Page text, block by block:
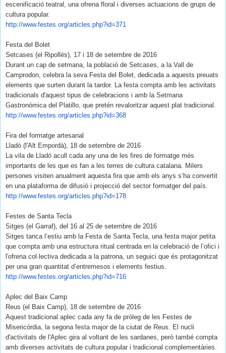
escenificació teatral, una ofrena floral i diverses actuacions de grups de
cultura popular.
http://www.festes.org/articles.php?id=371
Festa del Bolet
Setcases (el Ripollès), 17 i 18 de setembre de 2016
Durant un cap de setmana, la població de Setcases, a la Vall de
Camprodon, celebra la seva Festa del Bolet, dedicada a aquests preuats
elements que surten durant la tardor. La festa compta amb les activitats
tradicionals d'aquest tipus de celebracions i amb la Setmana
Gastronòmica del Platillo, que pretén revaloritzar aquest plat tradicional.
http://www.festes.org/articles.php?id=368
Fira del formatge artesanal
Lladó (l'Alt Empordà), 18 de setembre de 2016
La vila de Lladó acull cada any una de les fires de formatge més
importants de les que es fan a les terres de cultura catalana. Milers
persones visiten anualment aquesta fira que amb els anys s’ha convertit
en una plataforma de difusió i projecció del sector formatger del país.
http://www.festes.org/articles.php?id=178
Festes de Santa Tecla
Sitges (el Garraf), del 16 al 25 de setembre de 2016
Sitges tanca l’estiu amb la Festa de Santa Tecla, una festa major petita
que compta amb una estructura ritual centrada en la celebració de l’ofici i
l'ofrena col·lectiva dedicada a la patrona, un seguici que és protagonitzat
per una gran quantitat d’entremesos i elements festius.
http://www.festes.org/articles.php?id=716
Aplec del Baix Camp
Reus (el Baix Camp), 18 de setembre de 2016
Aquest tradicional aplec cada any fa de pròleg de les Festes de
Misericòrdia, la segona festa major de la ciutat de Reus. El nucli
d'activitats de l'Aplec gira al voltant de les sardanes, però també compta
amb diverses activitats de cultura popular i tradicional complementàries.